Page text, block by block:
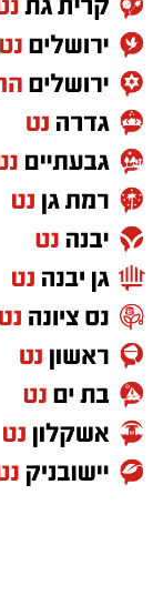
לקראת
השלים את
ולוחמי מג"ב
העיר העתיקה
ציבורי
ולאפשר את
הסדרי
ציר העופל
פרטיים.
מעלה
לאורך שעות
היציאה
שמנים